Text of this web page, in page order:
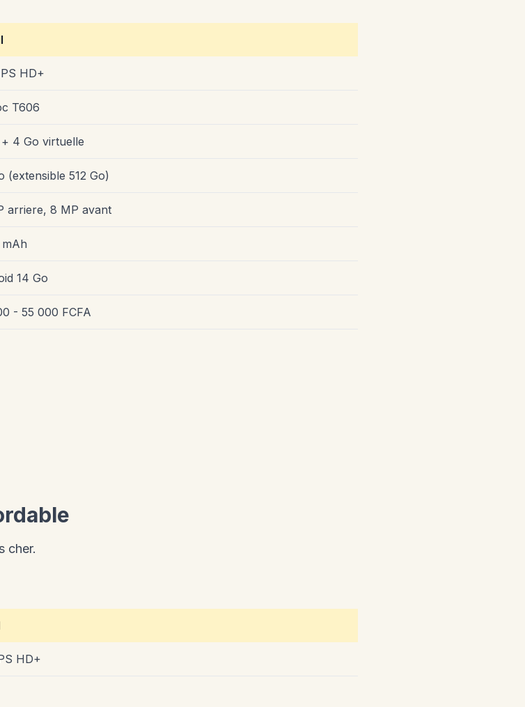
HD+
T606
4 Go virtuelle
(extensible 512 Go)
arriere, 8 MP avant
14 Go
- 55 000 FCFA
cher.
HD+